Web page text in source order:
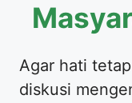
​Agar hati
diskusi